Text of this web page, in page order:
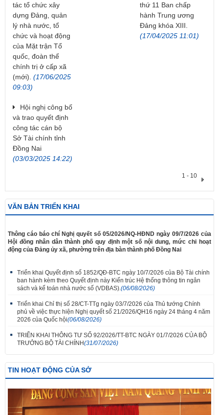
tác tổ chức xây
dựng Đảng, quản
lý nhà nước, tổ
chức và hoạt động
của Mặt trận Tổ
quốc, đoàn thể
chính trị ở cấp xã
(mới). (17/06/2025
09:03)
thứ 11 Ban chấp
hành Trung ương
Đảng khóa XIII.
(17/04/2025 11:01)
Hội nghị công bố
và trao quyết định
công tác cán bộ
Sở Tài chính tỉnh
Đồng Nai
(03/03/2025 14:22)
1 - 10
VĂN BẢN TRIỂN KHAI
​Thông cáo báo chí Nghị quyết số 05/2026/NQ-HĐND ngày 09/7/2026 của
Hội đồng nhân dân thành phố quy định một số nội dung, mức chi hoạt
động của Đảng ủy xã, phường trên địa bàn thành phố Đồng Nai
Triển khai Quyết định số 1852/QĐ-BTC ngày 10/7/2026 của Bộ Tài chính
ban hành kèm theo Quyết định này Kiến trúc Hệ thống thông tin ngân
sách và kế toán nhà nước số (VDBAS). (06/08/2026)
Triển khai Chỉ thị số 28/CT-TTg ngày 03/7/2026 của Thủ tướng Chính
phủ về việc thực hiện Nghị quyết số 21/2026/QH16 ngày 24 tháng 4 năm
2026 của Quốc hội(06/08/2026)
TRIỂN KHAI THÔNG TƯ SỐ 92/2026/TT-BTC NGÀY 01/7/2026 CỦA BỘ
TRƯỞNG BỘ TÀI CHÍNH(31/07/2026)
TIN HOẠT ĐỘNG CỦA SỞ